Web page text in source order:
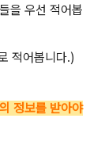
을 우선 적어봅
적어봅니다.)
정보를 받아야